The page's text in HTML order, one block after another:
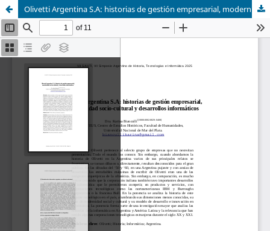
Olivetti Argentina S.A: historias de gestión empresarial, modernidad socio-cultural y desarrollos informáticos